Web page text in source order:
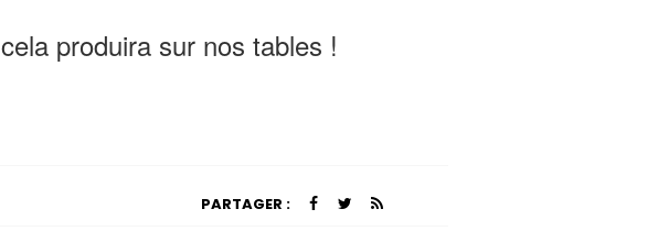
produira sur nos tables !
PARTAGER :